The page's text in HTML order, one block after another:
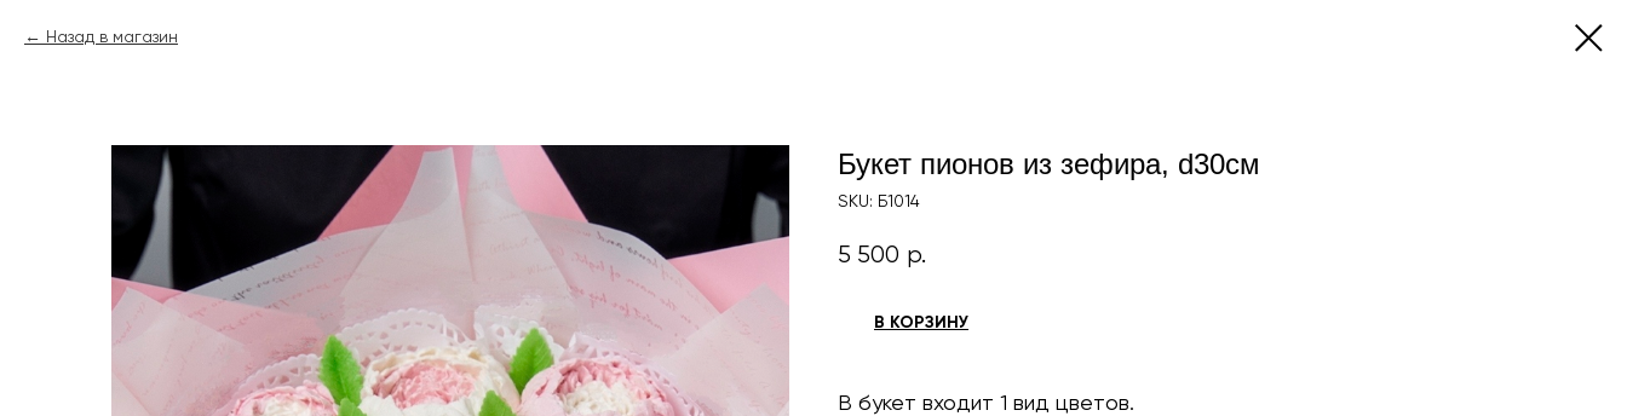
Назад в магазин
Букет пионов из зефира, d30см
SKU: Б1014
5 500 р.
В КОРЗИНУ
В букет входит 1 вид цветов.